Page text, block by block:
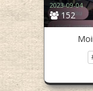
152
2023-09-04